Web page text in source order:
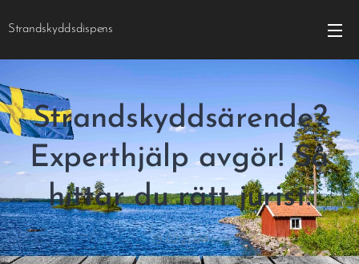
Strandskyddsdispens
Strandskyddsärende?
Experthjälp avgör! Så
hittar du rätt jurist.
19.02.2024